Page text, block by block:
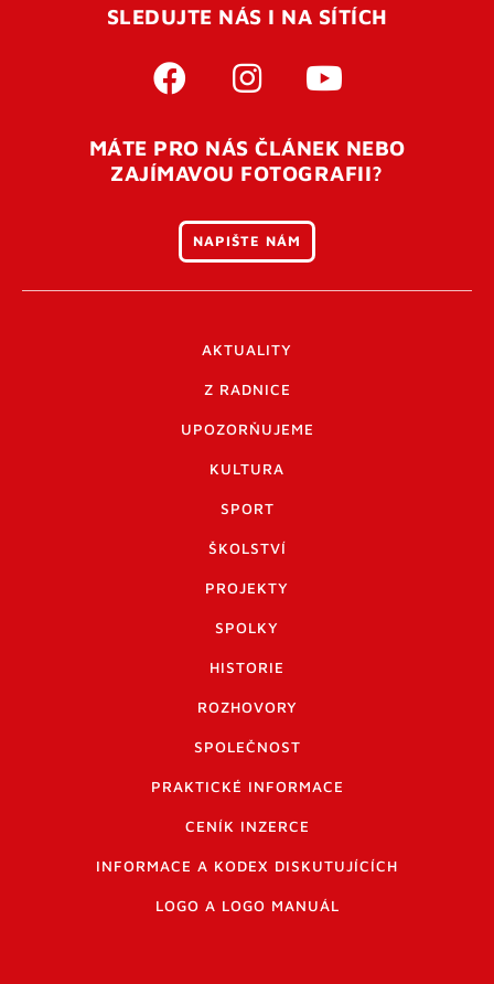
SLEDUJTE NÁS I NA SÍTÍCH
MÁTE PRO NÁS ČLÁNEK NEBO
ZAJÍMAVOU FOTOGRAFII?
NAPIŠTE NÁM
AKTUALITY
Z RADNICE
UPOZORŇUJEME
KULTURA
SPORT
ŠKOLSTVÍ
PROJEKTY
SPOLKY
HISTORIE
ROZHOVORY
SPOLEČNOST
PRAKTICKÉ INFORMACE
CENÍK INZERCE
INFORMACE A KODEX DISKUTUJÍCÍCH
LOGO A LOGO MANUÁL